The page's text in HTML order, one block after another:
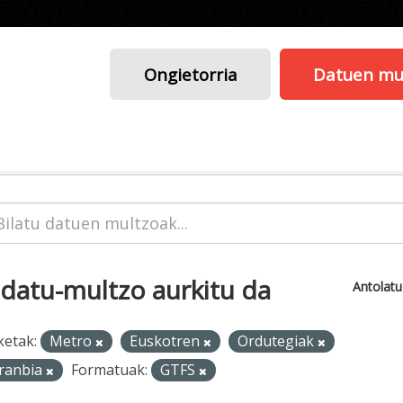
Ongietorria Datuen
multzo aurkitu da
Metro Euskotren
Ordutegiak
Formatuak: GTFS